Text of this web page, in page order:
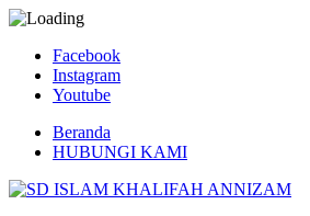
Facebook
Instagram
Youtube
Beranda
HUBUNGI KAMI